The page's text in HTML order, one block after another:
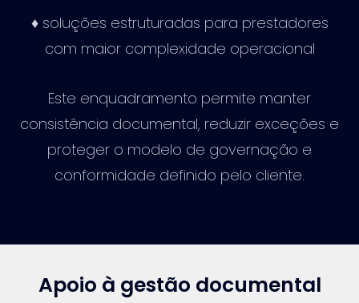
♦ soluções estruturadas para prestadores
com maior complexidade operacional
Este enquadramento permite manter
consistência documental, reduzir exceções e
proteger o modelo de governação e
conformidade definido pelo cliente.
Apoio à gestão documental